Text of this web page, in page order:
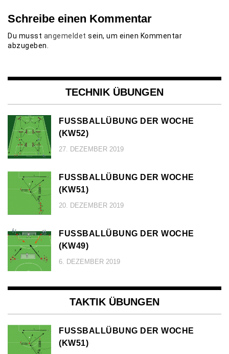
Schreibe einen Kommentar
Du musst angemeldet sein, um einen Kommentar
abzugeben.
TECHNIK ÜBUNGEN
FUSSBALLÜBUNG DER WOCHE (
KW52)
27. DEZEMBER 2019
FUSSBALLÜBUNG DER WOCHE (
KW51)
20. DEZEMBER 2019
FUSSBALLÜBUNG DER WOCHE (
KW49)
6. DEZEMBER 2019
TAKTIK ÜBUNGEN
FUSSBALLÜBUNG DER WOCHE (
KW51)